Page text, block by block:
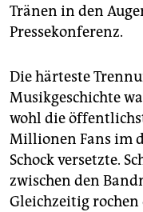
genossenschaft
epaper login
Tränen in den
Pressekonferenz.
Die härteste
Musikgeschichte
wohl die
Millionen Fans im
Schock versetzte.
zwischen den
Gleichzeitig